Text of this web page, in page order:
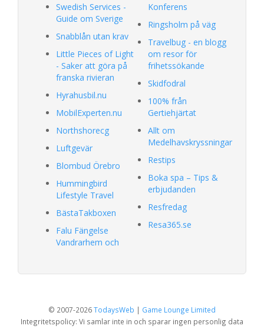
Swedish Services -
Guide om Sverige
Snabblån utan krav
Little Pieces of Light
- Saker att göra på
franska rivieran
Hyrahusbil.nu
MobilExperten.nu
Northshorecg
Luftgevär
Blombud Örebro
Hummingbird
Lifestyle Travel
BästaTakboxen
Falu Fängelse
Vandrarhem och
Konferens
Ringsholm på väg
Travelbug - en blogg
om resor för
frihetssökande
Skidfodral
100% från
Gertiehjärtat
Allt om
Medelhavskryssningar
Restips
Boka spa – Tips &
erbjudanden
Resfredag
Resa365.se
© 2007-2026TodaysWeb | Game Lounge Limited
Integritetspolicy: Vi samlar inte in och sparar ingen personlig data